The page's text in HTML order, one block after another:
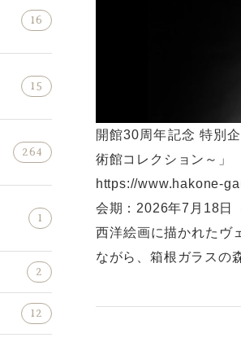
16
15
264
1
2
12
開館30周年記念 特別
術館コレクション～」
https://www.hakone-
会期：2026年7月18日
西洋絵画に描かれたヴ
ながら、箱根ガラスの